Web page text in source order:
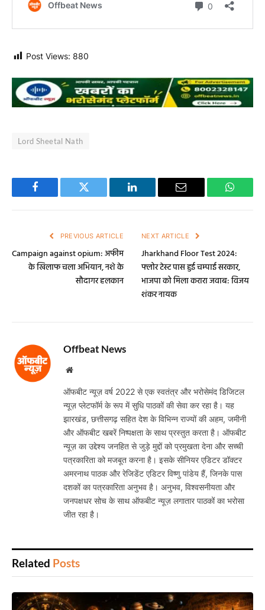
Post Views: 880
Lord Sheetal Nath
Facebook Twitter LinkedIn Email
PREVIOUS ARTICLE
Campaign against opium: अफीम
के खिलाफ चला अभियान, नशे के
सौदागर हलकान
NEXT ARTICLE
Jharkhand Floor Test 2024:
फ्लोर टेस्ट पास हुई चम्पाई सरकार,
भाजपा को मिला करारा जवाब: विजय
शंकर नायक
Offbeat News
Website
ऑफबीट न्यूज़ वर्ष 2022 से एक स्वतंत्र और भरोसेमंद डिजिटल
न्यूज़ प्लेटफॉर्म के रूप में सुधि पाठकों की सेवा कर रहा है। यह
झारखंड, छत्तीसगढ़ सहित देश के विभिन्न राज्यों की अहम, जमीनी
और ऑफबीट खबरें निष्पक्षता के साथ प्रस्तुत करता है। ऑफबीट
न्यूज़ का उद्देश्य जनहित से जुड़े मुद्दों को प्रमुखता देना और सच्ची
पत्रकारिता को मजबूत करना है। इसके सीनियर एडिटर डॉक्टर
अमरनाथ पाठक और रेजिडेंट एडिटर विष्णु पांडेय हैं, जिनके पास
दशकों का पत्रकारिता अनुभव है। अनुभव, विश्वसनीयता और
जनपक्षधर सोच के साथ ऑफबीट न्यूज़ लगातार पाठकों का भरोसा
जीत रहा है।
Related Posts